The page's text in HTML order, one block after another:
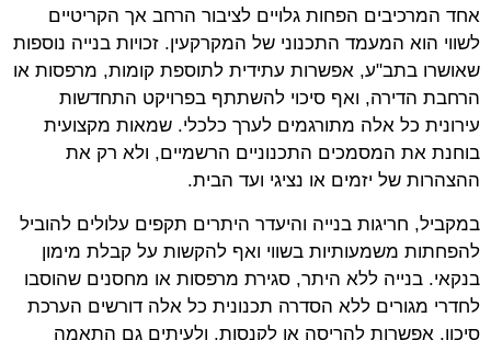
אחד המרכיבים הפחות גלויים לציבור הרחב אך הקריטיים
לשווי הוא המעמד התכנוני של המקרקעין. זכויות בנייה נוספות
שאושרו בתב"ע, אפשרות עתידית לתוספת קומות, מרפסות או
הרחבת הדירה, ואף סיכוי להשתתף בפרויקט התחדשות
עירונית כל אלה מתורגמים לערך כלכלי. שמאות מקצועית
בוחנת את המסמכים התכנוניים הרשמיים, ולא רק את
ההצהרות של יזמים או נציגי ועד הבית.
במקביל, חריגות בנייה והיעדר היתרים תקפים עלולים להוביל
להפחתות משמעותיות בשווי ואף להקשות על קבלת מימון
בנקאי. בנייה ללא היתר, סגירת מרפסות או מחסנים שהוסבו
לחדרי מגורים ללא הסדרה תכנונית כל אלה דורשים הערכת
סיכון, אפשרות להריסה או לקנסות, ולעיתים גם התאמה